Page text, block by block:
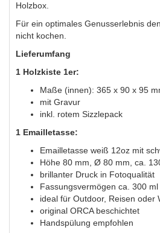
Holzbox.
Für ein optimales Genusserlebnis
nicht kochen.
Lieferumfang
1 Holzkiste 1er:
Maße (innen): 365 x 90 x 95
mit Gravur
inkl. rotem Sizzlepack
1 Emailletasse:
Emailletasse weiß 12oz mit
Höhe 80 mm, Ø 80 mm, ca.
brillanter Druck in Fotoqualität
Fassungsvermögen ca. 300 ml
ideal für Outdoor, Reisen oder
original ORCA beschichtet
Handspülung empfohlen